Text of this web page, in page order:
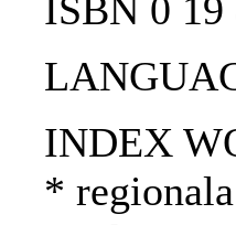
ISBN 0 19
INDEX
*